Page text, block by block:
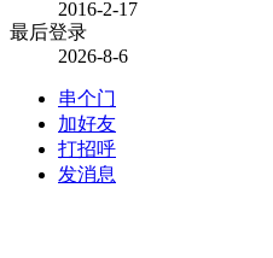
2016-2-17
最后登录
2026-8-6
串个门
加好友
打招呼
发消息